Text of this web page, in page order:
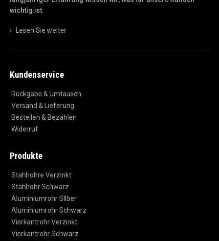
wichtig ist.
› Lesen Sie weiter
Kundenservice
Rückgabe & Umtausch
Versand & Lieferung
Bestellen & Bezahlen
Widerruf
Produkte
Stahlrohre Verzinkt
Stahlrohr Schwarz
Aluminiumrohr SIlber
Aluminiumrohr Schwarz
Vierkantrohr Verzinkt
Vierkantrohr Schwarz